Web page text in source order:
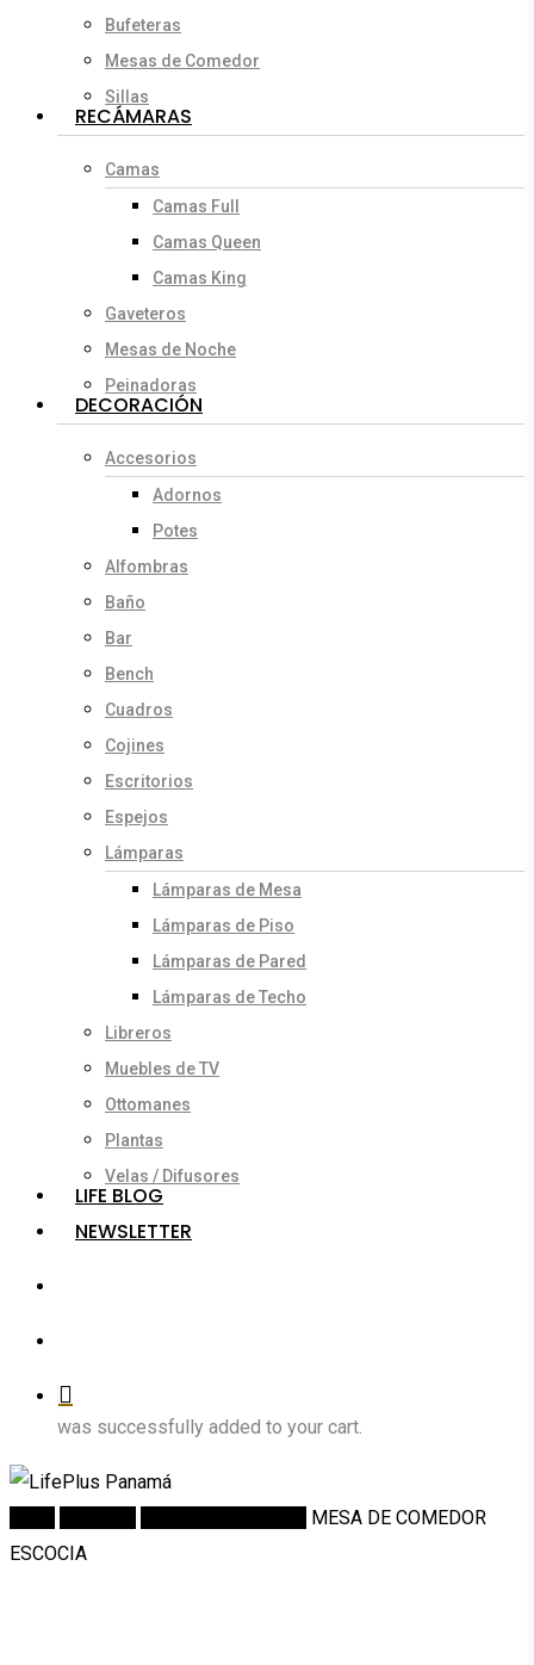
Bufeteras
Mesas de Comedor
Sillas
RECÁMARAS
Camas
Camas Full
Camas Queen
Camas King
Gaveteros
Mesas de Noche
Peinadoras
DECORACIÓN
Accesorios
Adornos
Potes
Alfombras
Baño
Bar
Bench
Cuadros
Cojines
Escritorios
Espejos
Lámparas
Lámparas de Mesa
Lámparas de Piso
Lámparas de Pared
Lámparas de Techo
Libreros
Muebles de TV
Ottomanes
Plantas
Velas / Difusores
LIFE BLOG
NEWSLETTER
was successfully added to your cart.
MESA DE COMEDOR
ESCOCIA